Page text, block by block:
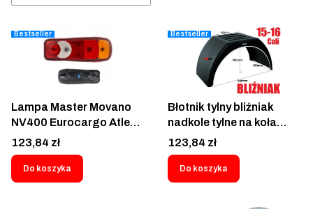
Bestseller
Lampa Master Movano
NV400 Eurocargo Atleon
Cabstar Maxity Ducato
Boxer Jumper NT400
RENAULT TRUCKS D
Midlum Avia Daf CF LF
Cena
123,84 zł
Do koszyka
Bestseller
Błotnik tylny bliźniak
nadkole tylne na koła
bliźniacze tył 450/880
Domar Iveco Daily Ford
Transit Fuso Canter
Nissan Cabstar NV400
Cena
123,84 zł
Do koszyka